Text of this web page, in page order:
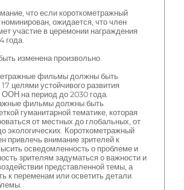
что если короткометражный
ожидается, что член
участие в церемонии награждения
года.
изменена произвольно.
фильмы должны быть
целями устойчивого развития
ООН на период до 2030 года.
фильмы должны быть
гуманитарной тематике, которая
от местных до глобальных, от
экологических. Короткометражный
привлечь внимание зрителей к
осведомленность о проблеме и
зрителям задуматься о важности и
представленной темы, а
к переменам или осветить детали